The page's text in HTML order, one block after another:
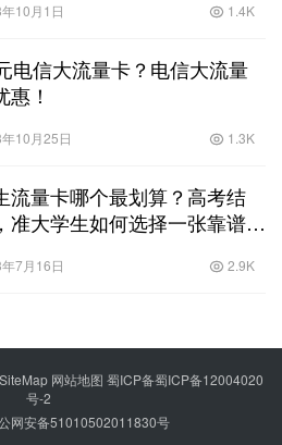
10月1日 1.4K
电信大流量卡？电信大流量
惠！
10月25日 1.3K
流量卡哪个最划算？高考结
准大学生如何选择一张靠谱的
7月16日 2.9K
SiteMap 网站地图 蜀ICP备蜀ICP备12004020
号-2
网安备51010502011830号